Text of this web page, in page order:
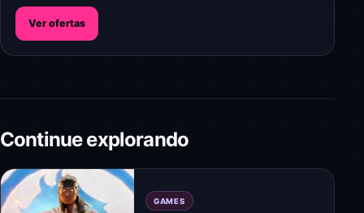
Ver ofertas
Continue explorando
GAMES